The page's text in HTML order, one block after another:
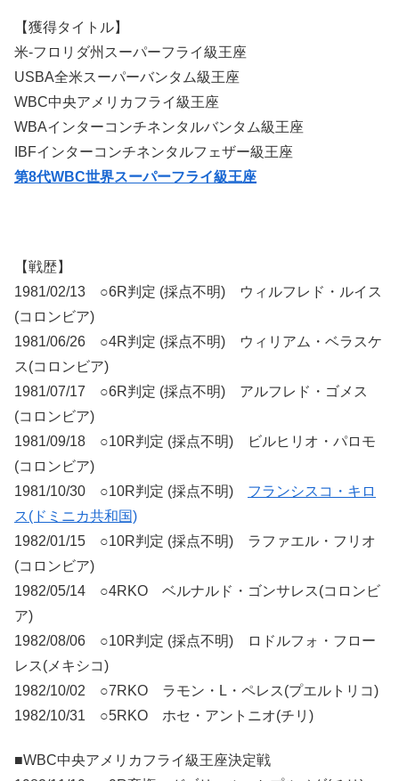
【獲得タイトル】
米-フロリダ州スーパーフライ級王座
USBA全米スーパーバンタム級王座
WBC中央アメリカフライ級王座
WBAインターコンチネンタルバンタム級王座
IBFインターコンチネンタルフェザー級王座
第8代WBC世界スーパーフライ級王座
【戦歴】
1981/02/13 ○6R判定 (採点不明) ウィルフレド・ルイス
(コロンビア)
1981/06/26 ○4R判定 (採点不明) ウィリアム・ベラスケ
ス(コロンビア)
1981/07/17 ○6R判定 (採点不明) アルフレド・ゴメス
(コロンビア)
1981/09/18 ○10R判定 (採点不明) ビルヒリオ・パロモ
(コロンビア)
1981/10/30 ○10R判定 (採点不明) フランシスコ・キロ
ス(ドミニカ共和国)
1982/01/15 ○10R判定 (採点不明) ラファエル・フリオ
(コロンビア)
1982/05/14 ○4RKO ベルナルド・ゴンサレス(コロンビ
ア)
1982/08/06 ○10R判定 (採点不明) ロドルフォ・フロー
レス(メキシコ)
1982/10/02 ○7RKO ラモン・L・ペレス(プエルトリコ)
1982/10/31 ○5RKO ホセ・アントニオ(チリ)
■WBC中央アメリカフライ級王座決定戦